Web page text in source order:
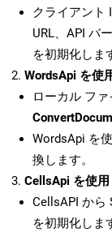
クライアント
URL、API バ
を初期化しま
WordsApi を使
ローカル フ
WordsApi を
換します。
CellsApi を使
CellsAPI から
を初期化しま